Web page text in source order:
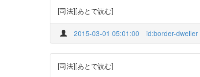
[司法][あとで読む]
2015-03-01 05:01:00 id:border-dweller
[司法][あとで読む]